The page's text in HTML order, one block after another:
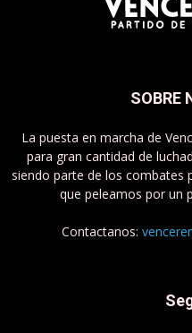
SOBRE
La puesta en marcha de
para gran cantidad de
siendo parte de los combates
que peleamos por un
Contactanos: